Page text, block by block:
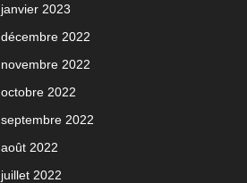
janvier 2023
décembre 2022
novembre 2022
octobre 2022
septembre 2022
août 2022
juillet 2022